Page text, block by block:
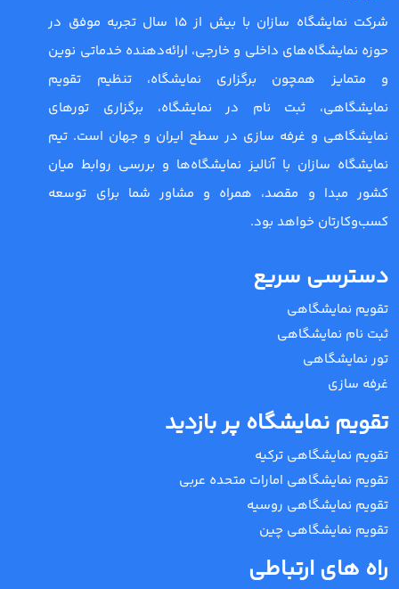
شرکت نمایشگاه سازان با بیش از 15 سال تجربه موفق در
حوزه نمایشگاه‌های داخلی و خارجی، ارائه‌دهنده خدماتی نوین
و متمایز همچون برگزاری نمایشگاه، تنظیم تقویم
نمایشگاهی، ثبت نام در نمایشگاه، برگزاری تورهای
نمایشگاهی و غرفه سازی در سطح ایران و جهان است. تیم
نمایشگاه سازان با آنالیز نمایشگاه‌ها و بررسی روابط میان
کشور مبدا و مقصد، همراه و مشاور شما برای توسعه
کسب‌وکارتان خواهد بود.
دسترسی سریع
تقویم نمایشگاهی
ثبت نام نمایشگاهی
تور نمایشگاهی
غرفه سازی
تقویم نمایشگاه پر بازدید
تقویم نمایشگاهی ترکیه
تقویم نمایشگاهی امارات متحده عربی
تقویم نمایشگاهی روسیه
تقویم نمایشگاهی چین
راه های ارتباطی